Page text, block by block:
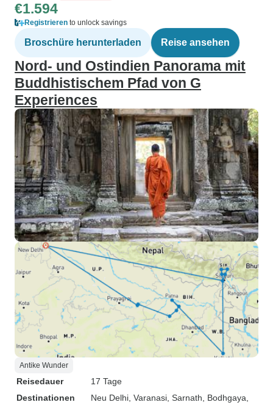
€1.594
Registrieren to unlock savings
Broschüre herunterladen Reise ansehen
Nord- und Ostindien Panorama mit
Buddhistischem Pfad von G
Experiences
Antike Wunder
Reisedauer
17 Tage
Destinationen
Neu Delhi , Varanasi , Sarnath , Bodhgaya